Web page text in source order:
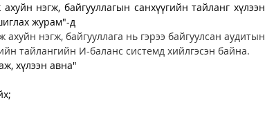
нэгж, байгууллагын санхүүгийн тайланг хүлээн
журам"-д
нэгж, байгууллага нь гэрээ байгуулсан аудитын
тайлангийн И-баланс системд хийлгэсэн байна.
хүлээн авна"